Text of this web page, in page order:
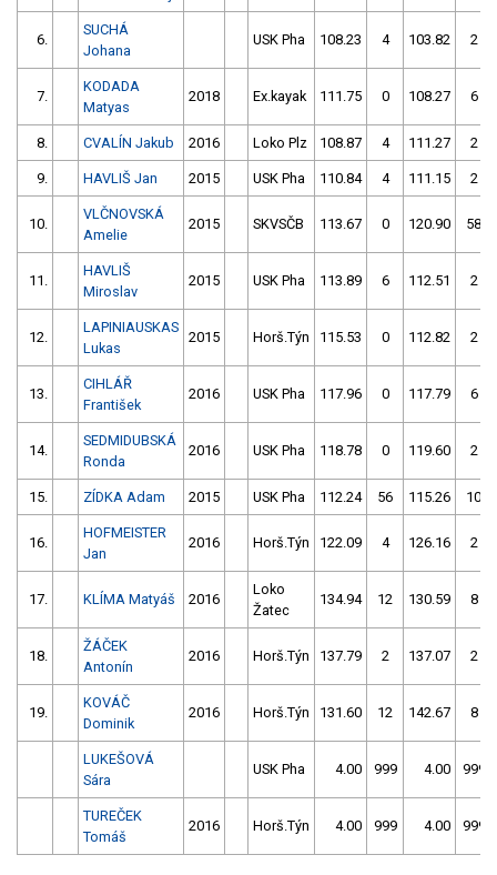
6.
SUCHÁ
Johana
USK Pha 108.23 4 103.82 2
7.
KODADA
Matyas
2018 Ex.kayak 111.75 0 108.27 6
8. CVALÍN Jakub 2016 Loko Plz 108.87 4 111.27 2
9. HAVLIŠ Jan 2015 USK Pha 110.84 4 111.15 2
10.
VLČNOVSKÁ
Amelie
2015 SKVSČB 113.67 0 120.90 58
11.
HAVLIŠ
Miroslav
2015 USK Pha 113.89 6 112.51 2
12.
LAPINIAUSKAS
Lukas
2015 Horš.Týn 115.53 0 112.82 2
13.
CIHLÁŘ
František
2016 USK Pha 117.96 0 117.79 6
14.
SEDMIDUBSKÁ
Ronda
2016 USK Pha 118.78 0 119.60 2
15. ZÍDKA Adam 2015 USK Pha 112.24 56 115.26 10
16.
HOFMEISTER
Jan
2016 Horš.Týn 122.09 4 126.16 2
17. KLÍMA Matyáš 2016
Loko
Žatec
134.94 12 130.59 8
18.
ŽÁČEK
Antonín
2016 Horš.Týn 137.79 2 137.07 2
19.
KOVÁČ
Dominik
2016 Horš.Týn 131.60 12 142.67 8
LUKEŠOVÁ
Sára
USK Pha 4.00 999 4.00 999
TUREČEK
Tomáš
2016 Horš.Týn 4.00 999 4.00 999